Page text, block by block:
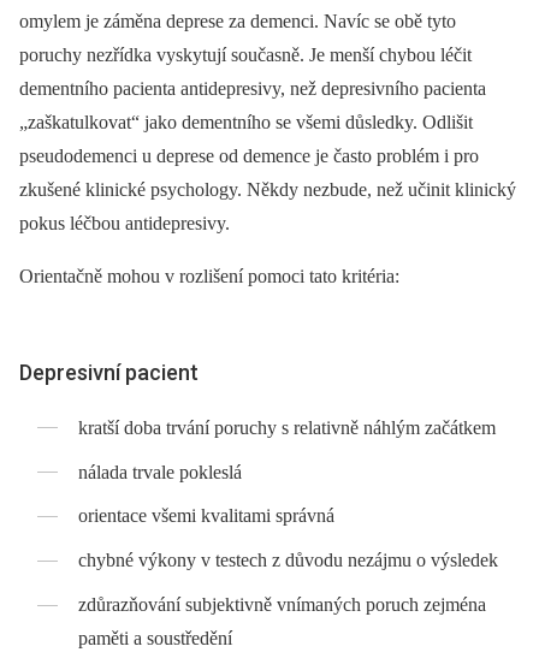
omylem je záměna deprese za demenci. Navíc se obě tyto
poruchy nezřídka vyskytují současně. Je menší chybou léčit
dementního pacienta antidepresivy, než depresivního pacienta
„zaškatulkovat“ jako dementního se všemi důsledky. Odlišit
pseudodemenci u deprese od demence je často problém i pro
zkušené klinické psychology. Někdy nezbude, než učinit klinický
pokus léčbou antidepresivy.
Orientačně mohou v rozlišení pomoci tato kritéria:
Depresivní pacient
kratší doba trvání poruchy s relativně náhlým začátkem
nálada trvale pokleslá
orientace všemi kvalitami správná
chybné výkony v testech z důvodu nezájmu o výsledek
zdůrazňování subjektivně vnímaných poruch zejména
paměti a soustředění